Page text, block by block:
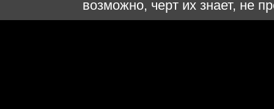
возможно, черт их знает, не